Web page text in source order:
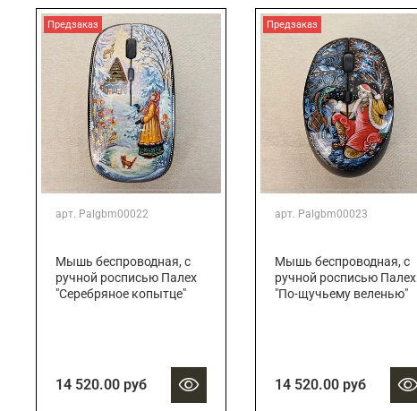
Предзаказ
арт. Palgbm00022
Мышь беспроводная, с
ручной росписью Палех
"Серебряное копытце"
14 520.00 руб
Предзаказ
арт. Palgbm00023
Мышь беспроводная, с
ручной росписью Палех
"По-щучьему веленью"
14 520.00 руб